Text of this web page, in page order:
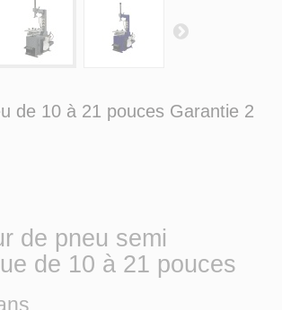
de 10 à 21 pouces Garantie 2
de pneu semi
de 10 à 21 pouces